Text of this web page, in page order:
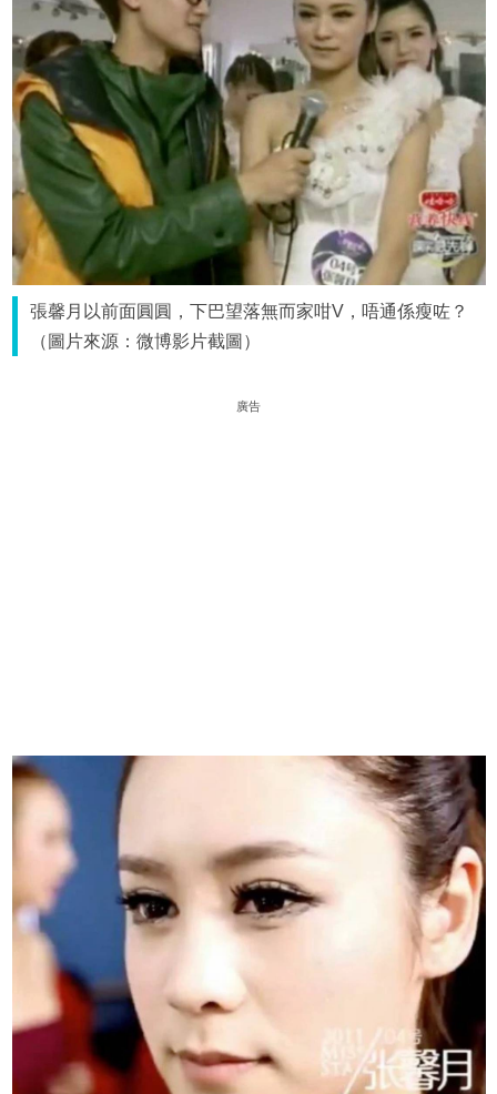
張馨月以前面圓圓，下巴望落無而家咁V，唔通係瘦咗？
（圖片來源：微博影片截圖）
廣告